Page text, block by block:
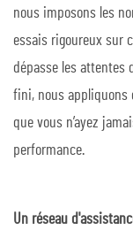
nous imposons les
essais rigoureux sur
dépasse les attentes
fini, nous appliquons
que vous n’ayez
performance.
Un réseau